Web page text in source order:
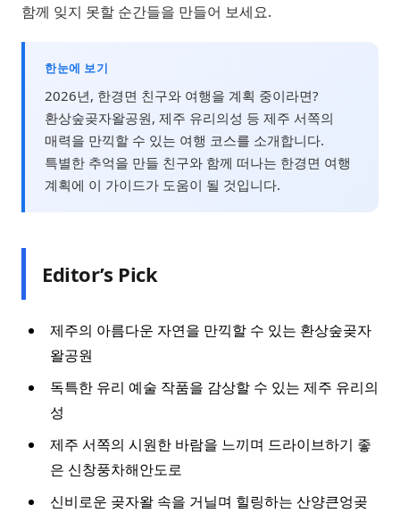
함께 잊지 못할 순간들을 만들어 보세요.
한눈에 보기
2026년, 한경면 친구와 여행을 계획 중이라면?
환상숲곶자왈공원, 제주 유리의성 등 제주 서쪽의
매력을 만끽할 수 있는 여행 코스를 소개합니다.
특별한 추억을 만들 친구와 함께 떠나는 한경면 여행
계획에 이 가이드가 도움이 될 것입니다.
Editor’s Pick
제주의 아름다운 자연을 만끽할 수 있는 환상숲곶자
왈공원
독특한 유리 예술 작품을 감상할 수 있는 제주 유리의
성
제주 서쪽의 시원한 바람을 느끼며 드라이브하기 좋
은 신창풍차해안도로
신비로운 곶자왈 속을 거닐며 힐링하는 산양큰엉곶